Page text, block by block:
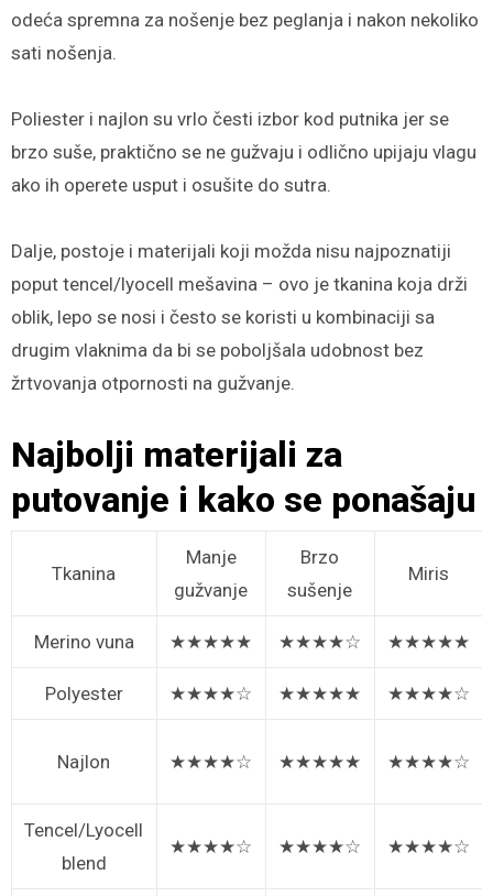
odeća spremna za nošenje bez peglanja i nakon nekoliko
sati nošenja.
Poliester i najlon su vrlo česti izbor kod putnika jer se
brzo suše, praktično se ne gužvaju i odlično upijaju vlagu
ako ih operete usput i osušite do sutra.
Dalje, postoje i materijali koji možda nisu najpoznatiji
poput tencel/lyocell mešavina – ovo je tkanina koja drži
oblik, lepo se nosi i često se koristi u kombinaciji sa
drugim vlaknima da bi se poboljšala udobnost bez
žrtvovanja otpornosti na gužvanje.
Najbolji materijali za
putovanje i kako se ponašaju
Tkanina
Manje
gužvanje
Brzo
sušenje
Miris
Merino vuna ★★★★★ ★★★★☆ ★★★★★
Polyester ★★★★☆ ★★★★★ ★★★★☆
Najlon ★★★★☆ ★★★★★ ★★★★☆
Tencel/Lyocell
blend
★★★★☆ ★★★★☆ ★★★★☆